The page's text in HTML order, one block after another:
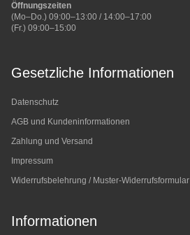
Öffnungszeiten
(Mo–Do.) 09:00–13:00 / 14:00–17:00
(Fr.) 09:00–15:00
Gesetzliche Informationen
Datenschutz
AGB und Kundeninformationen
Zahlung und Versand
Impressum
Widerrufsbelehrung / Muster-Widerrufsformular
Informationen